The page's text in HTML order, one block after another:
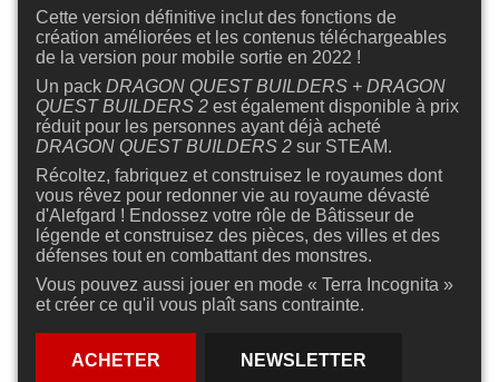
Cette version définitive inclut des fonctions de
création améliorées et les contenus téléchargeables
de la version pour mobile sortie en 2022 !
Un pack DRAGON QUEST BUILDERS + DRAGON
QUEST BUILDERS 2 est également disponible à prix
réduit pour les personnes ayant déjà acheté
DRAGON QUEST BUILDERS 2 sur STEAM.
Récoltez, fabriquez et construisez le royaumes dont
vous rêvez pour redonner vie au royaume dévasté
d'Alefgard ! Endossez votre rôle de Bâtisseur de
légende et construisez des pièces, des villes et des
défenses tout en combattant des monstres.
Vous pouvez aussi jouer en mode « Terra Incognita »
et créer ce qu'il vous plaît sans contrainte.
ACHETER NEWSLETTER